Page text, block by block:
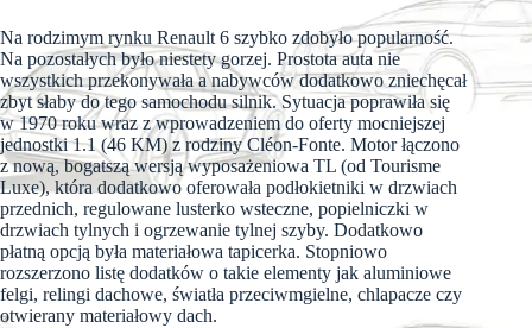
Na rodzimym rynku Renault 6 szybko zdobyło popularność.
Na pozostałych było niestety gorzej. Prostota auta nie
wszystkich przekonywała a nabywców dodatkowo zniechęcał
zbyt słaby do tego samochodu silnik. Sytuacja poprawiła się
w 1970 roku wraz z wprowadzeniem do oferty mocniejszej
jednostki 1.1 (46 KM) z rodziny Cléon-Fonte. Motor łączono
z nową, bogatszą wersją wyposażeniowa TL (od Tourisme
Luxe), która dodatkowo oferowała podłokietniki w drzwiach
przednich, regulowane lusterko wsteczne, popielniczki w
drzwiach tylnych i ogrzewanie tylnej szyby. Dodatkowo
płatną opcją była materiałowa tapicerka. Stopniowo
rozszerzono listę dodatków o takie elementy jak aluminiowe
felgi, relingi dachowe, światła przeciwmgielne, chlapacze czy
otwierany materiałowy dach.